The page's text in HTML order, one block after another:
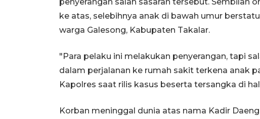
ke atas, selebihnya anak di bawah umur
warga Galesong, Kabupaten Takalar.
"Para pelaku ini melakukan penyerangan, tapi
dalam perjalanan ke rumah sakit terkena anak
Kapolres saat rilis kasus beserta tersangka di
Korban meninggal dunia atas nama Kadir